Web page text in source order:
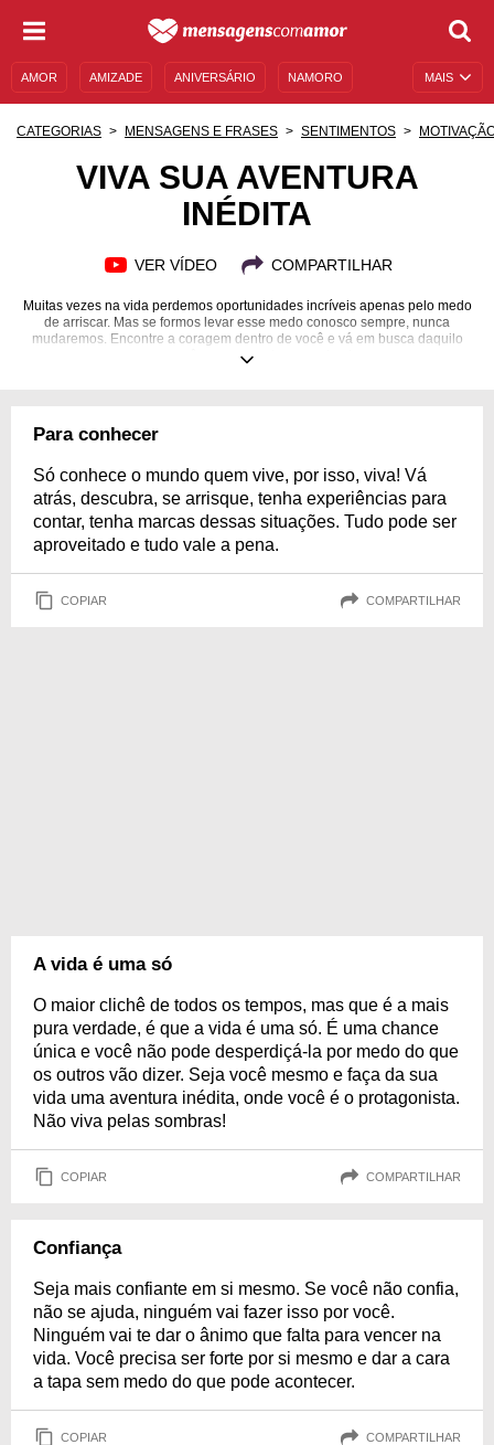
MAIS
AMOR AMIZADE ANIVERSÁRIO NAMORO
MENSAGENS DE ANIVERSÁRIO
CATEGORIAS MENSAGENS E FRASES SENTIMENTOS
VIVA SUA AVENTURA
INÉDITA
VER VÍDEO COMPARTILHAR
Muitas vezes na vida perdemos oportunidades incríveis apenas pelo medo
de arriscar. Mas se formos levar esse medo conosco sempre, nunca
mudaremos. Encontre a coragem dentro de você e vá em busca daquilo
que você sempre sonhou em viver!
Para conhecer
Só conhece o mundo quem vive, por isso, viva! Vá
atrás, descubra, se arrisque, tenha experiências para
contar, tenha marcas dessas situações. Tudo pode ser
aproveitado e tudo vale a pena.
COPIAR COMPARTILHAR
A vida é uma só
O maior clichê de todos os tempos, mas que é a mais
pura verdade, é que a vida é uma só. É uma chance
única e você não pode desperdiçá-la por medo do que
os outros vão dizer. Seja você mesmo e faça da sua
vida uma aventura inédita, onde você é o protagonista.
Não viva pelas sombras!
COPIAR COMPARTILHAR
Confiança
Seja mais confiante em si mesmo. Se você não confia,
não se ajuda, ninguém vai fazer isso por você.
Ninguém vai te dar o ânimo que falta para vencer na
vida. Você precisa ser forte por si mesmo e dar a cara
a tapa sem medo do que pode acontecer.
COPIAR COMPARTILHAR